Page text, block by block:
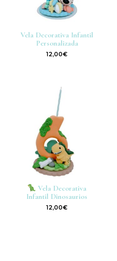
Vela Decorativa Infantil
Personalizada
12,00€
Vela Decorativa
Infantil Dinosaurios
12,00€